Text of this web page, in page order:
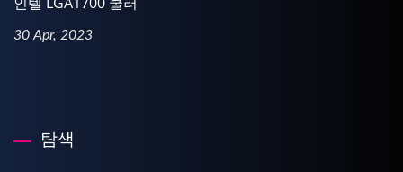
30 Apr, 2023
탐색